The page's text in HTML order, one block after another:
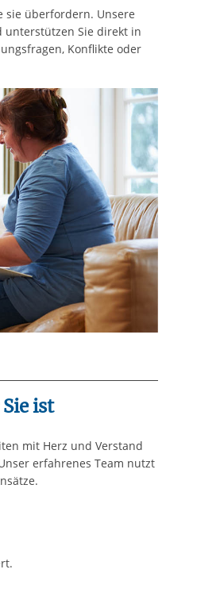
sie überfordern. Unsere
unterstützen Sie direkt in
Konflikte oder
ist
mit Herz und Verstand
erfahrenes Team nutzt